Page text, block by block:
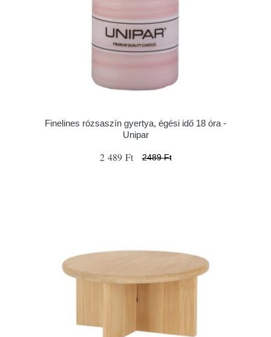
Finelines rózsaszín gyertya, égési idő 18 óra -
Unipar
2 489 Ft 2489 Ft